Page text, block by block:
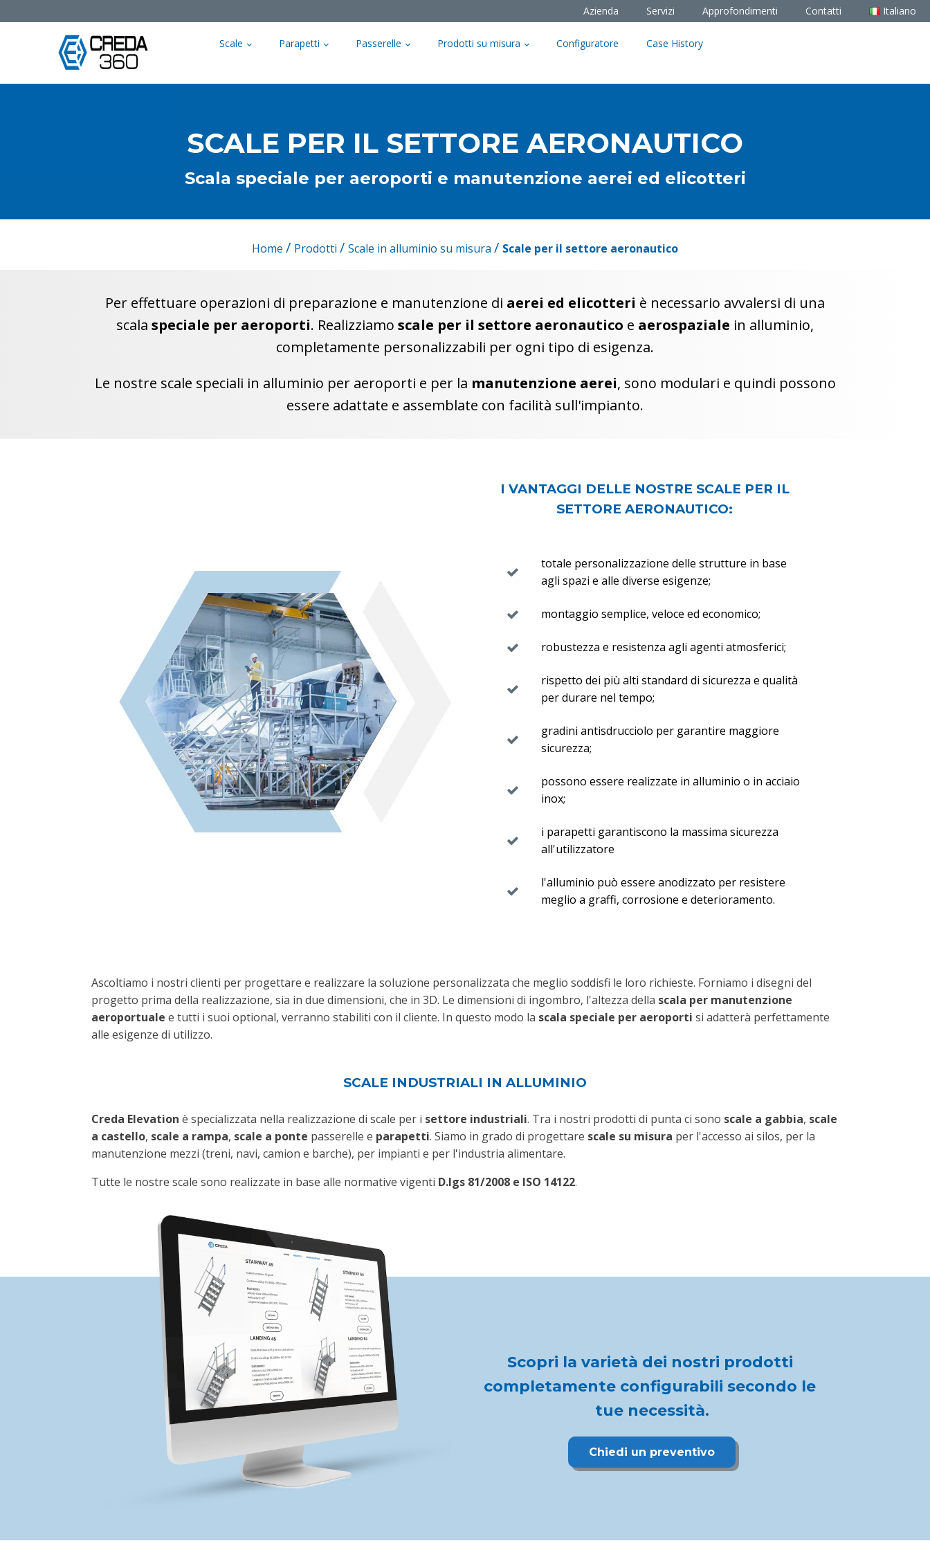
Azienda Servizi Approfondimenti Contatti Italiano
Scale Parapetti Passerelle Prodotti su misura Configuratore Case History
SCALE PER IL SETTORE AERONAUTICO
Scala speciale per aeroporti e manutenzione aerei ed elicotteri
Home / Prodotti / Scale in alluminio su misura / Scale per il settore aeronautico
Per effettuare operazioni di preparazione e manutenzione di aerei ed elicotteri è necessario avvalersi di una
scala speciale per aeroporti. Realizziamo scale per il settore aeronautico e aerospaziale in alluminio,
completamente personalizzabili per ogni tipo di esigenza.
Le nostre scale speciali in alluminio per aeroporti e per la manutenzione aerei, sono modulari e quindi possono
essere adattate e assemblate con facilità sull'impianto.
I VANTAGGI DELLE NOSTRE SCALE PER IL
SETTORE AERONAUTICO:
totale personalizzazione delle strutture in base
agli spazi e alle diverse esigenze;
montaggio semplice, veloce ed economico;
robustezza e resistenza agli agenti atmosferici;
rispetto dei più alti standard di sicurezza e qualità
per durare nel tempo;
gradini antisdrucciolo per garantire maggiore
sicurezza;
possono essere realizzate in alluminio o in acciaio
inox;
i parapetti garantiscono la massima sicurezza
all'utilizzatore
l'alluminio può essere anodizzato per resistere
meglio a graffi, corrosione e deterioramento.
Ascoltiamo i nostri clienti per progettare e realizzare la soluzione personalizzata che meglio soddisfi le loro richieste. Forniamo i disegni del
progetto prima della realizzazione, sia in due dimensioni, che in 3D. Le dimensioni di ingombro, l'altezza della scala per manutenzione
aeroportuale e tutti i suoi optional, verranno stabiliti con il cliente. In questo modo la scala speciale per aeroporti si adatterà perfettamente
alle esigenze di utilizzo.
SCALE INDUSTRIALI IN ALLUMINIO
Creda Elevation è specializzata nella realizzazione di scale per i settore industriali. Tra i nostri prodotti di punta ci sono scale a gabbia, scale
a castello, scale a rampa, scale a ponte passerelle e parapetti. Siamo in grado di progettare scale su misura per l'accesso ai silos, per la
manutenzione mezzi (treni, navi, camion e barche), per impianti e per l'industria alimentare.
Tutte le nostre scale sono realizzate in base alle normative vigenti D.lgs 81/2008 e ISO 14122.
Scopri la varietà dei nostri prodotti
completamente configurabili secondo le
tue necessità.
Chiedi un preventivo